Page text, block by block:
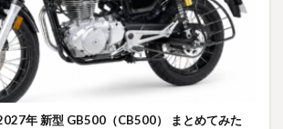
年 新型 GB500（CB500） まとめてみた